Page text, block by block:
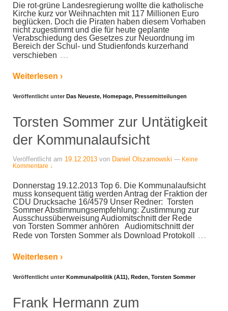
Die rot-grüne Landesregierung wollte die katholische
Kirche kurz vor Weihnachten mit 117 Millionen Euro
beglücken. Doch die Piraten haben diesem Vorhaben
nicht zugestimmt und die für heute geplante
Verabschiedung des Gesetzes zur Neuordnung im
Bereich der Schul- und Studienfonds kurzerhand
verschieben …
Weiterlesen ›
Veröffentlicht unter Das Neueste, Homepage, Pressemitteilungen
Torsten Sommer zur Untätigkeit
der Kommunalaufsicht
Veröffentlicht am 19.12.2013 von Daniel Olszamowski — Keine
Kommentare ↓
Donnerstag 19.12.2013 Top 6. Die Kommunalaufsicht
muss konsequent tätig werden Antrag der Fraktion der
CDU Drucksache 16/4579 Unser Redner: Torsten
Sommer Abstimmungsempfehlung: Zustimmung zur
Ausschussüberweisung Audiomitschnitt der Rede
von Torsten Sommer anhören Audiomitschnitt der
Rede von Torsten Sommer als Download Protokoll
…
Weiterlesen ›
Veröffentlicht unter Kommunalpolitik (A11), Reden, Torsten Sommer
Frank Hermann zum